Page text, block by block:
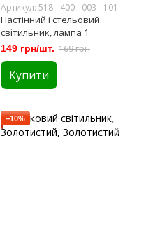
Артикул: 518 - 400 - 003 - 101
Настінний і стельовий
світильник, лампа 1
149 грн/шт. 169 грн
Купити
−10%